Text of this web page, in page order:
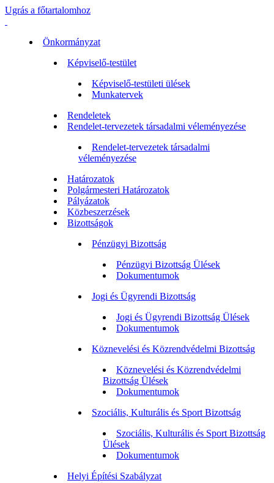
Ugrás a főtartalomhoz
Önkormányzat
Képviselő-testület
Képviselő-testületi ülések
Munkatervek
Rendeletek
Rendelet-tervezetek társadalmi véleményezése
Rendelet-tervezetek társadalmi
véleményezése
Határozatok
Polgármesteri Határozatok
Pályázatok
Közbeszerzések
Bizottságok
Pénzügyi Bizottság
Pénzügyi Bizottság Ülések
Dokumentumok
Jogi és Ügyrendi Bizottság
Jogi és Ügyrendi Bizottság Ülések
Dokumentumok
Köznevelési és Közrendvédelmi Bizottság
Köznevelési és Közrendvédelmi
Bizottság Ülések
Dokumentumok
Szociális, Kulturális és Sport Bizottság
Szociális, Kulturális és Sport Bizottság
Ülések
Dokumentumok
Helyi Építési Szabályzat